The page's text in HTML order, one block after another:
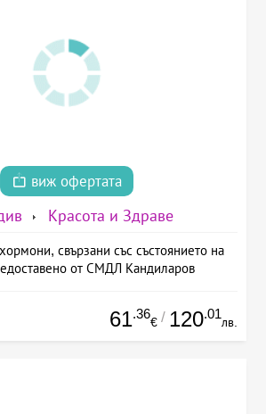
виж офертата
Красота и Здраве
свързани със състоянието на
от СМДЛ Кандиларов
61.36
€ / 120.01
лв.